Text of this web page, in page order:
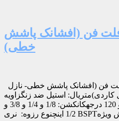
فن (افشانک پاشش
خطی)
کاردی)متریال: استیل ضد زنگزاویه
پاشش: 65 و 80 و 95 و 110 و 120 درجهکانکشن: 1/8 و 1/4 و 3/8 و